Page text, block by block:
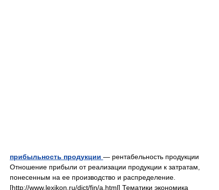
прибыльность продукции — рентабельность продукции
Отношение прибыли от реализации продукции к затратам,
понесенным на ее производство и распределение.
[http://www.lexikon.ru/dict/fin/a.html] Тематики экономика